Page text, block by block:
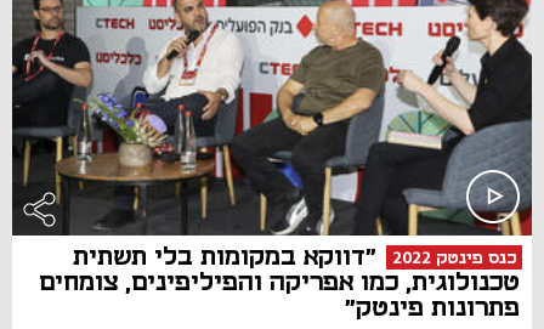
כנס פינטק 2022
"דווקא במקומות בלי תשתית
טכנולוגית, כמו אפריקה והפיליפינים, צומחים
פתרונות פינטק"